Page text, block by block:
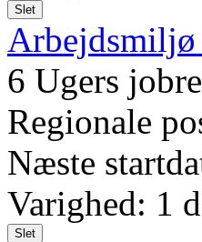
Slet
Arbejdsmiljø
6 Ugers
Regionale
Næste
Varighed: 1
Slet